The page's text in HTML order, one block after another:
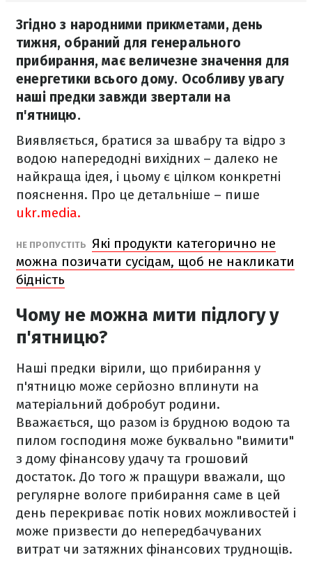
Згідно з народними прикметами, день
тижня, обраний для генерального
прибирання, має величезне значення для
енергетики всього дому. Особливу увагу
наші предки завжди звертали на
п'ятницю.
Виявляється, братися за швабру та відро з
водою напередодні вихідних – далеко не
найкраща ідея, і цьому є цілком конкретні
пояснення. Про це детальніше – пише
ukr.media.
НЕ ПРОПУСТІТЬ Які продукти категорично не
можна позичати сусідам, щоб не накликати
бідність
Чому не можна мити підлогу у
п'ятницю?
Наші предки вірили, що прибирання у
п'ятницю може серйозно вплинути на
матеріальний добробут родини.
Вважається, що разом із брудною водою та
пилом господиня може буквально "вимити"
з дому фінансову удачу та грошовий
достаток. До того ж пращури вважали, що
регулярне вологе прибирання саме в цей
день перекриває потік нових можливостей і
може призвести до непередбачуваних
витрат чи затяжних фінансових труднощів.